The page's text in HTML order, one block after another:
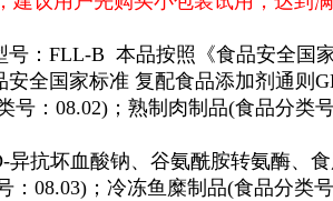
号：FLL-B 本品按照《食品安全国
全国家标准 复配食品添加剂通则
号：08.02)；熟制肉制品(食品分类
抗坏血酸钠、谷氨酰胺转氨酶、
08.03)；冷冻鱼糜制品(食品分类